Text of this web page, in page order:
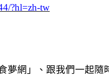
?hl=zh-tw
夢網」、跟我們一起隨